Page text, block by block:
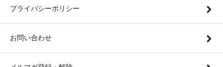
プライバシーポリシー
お問い合わせ